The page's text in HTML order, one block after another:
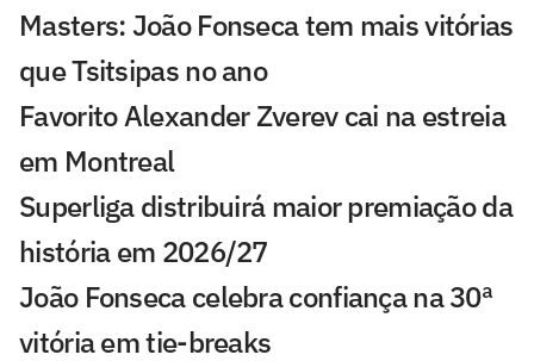
Masters: João Fonseca tem mais vitórias
que Tsitsipas no ano
Favorito Alexander Zverev cai na estreia
em Montreal
Superliga distribuirá maior premiação da
história em 2026/27
João Fonseca celebra confiança na 30ª
vitória em tie-breaks